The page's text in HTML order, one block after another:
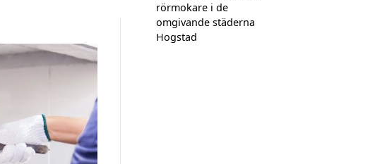
rörmokare i de
omgivande städerna
Hogstad